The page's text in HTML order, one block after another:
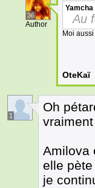
36
Author
Yamcha
Au
Moi
OteKaï
1
Oh
Amilova
elle
je